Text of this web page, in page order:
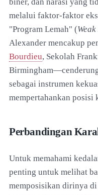
melalui faktor-faktor
"Program Lemah" (
Alexander mencakup
Bourdieu, Sekolah
sebagai instrumen
mempertahankan posisi
Perbandingan
Untuk memahami
penting untuk melihat
memposisikan dirinya